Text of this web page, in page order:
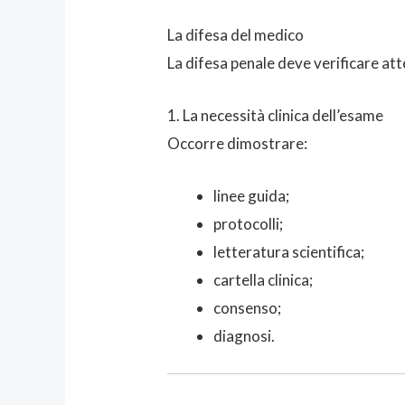
La difesa del medico
La difesa penale deve verificare
1. La necessità clinica dell’esame
Occorre dimostrare:
linee guida;
protocolli;
letteratura scientifica;
cartella clinica;
consenso;
diagnosi.